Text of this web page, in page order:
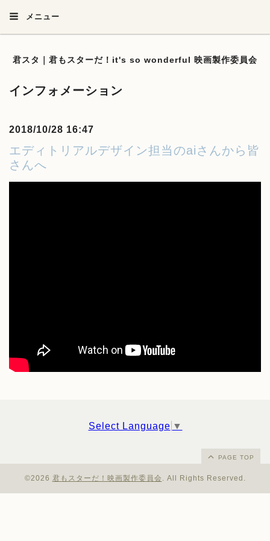
メニュー
君スタ｜君もスターだ！it's so wonderful 映画製作委員会
インフォメーション
2018/10/28 16:47
エディトリアルデザイン担当のaiさんから皆
さんへ
Select Language ▼
PAGE TOP
©2026 君もスターだ！映画製作委員会. All Rights Reserved.